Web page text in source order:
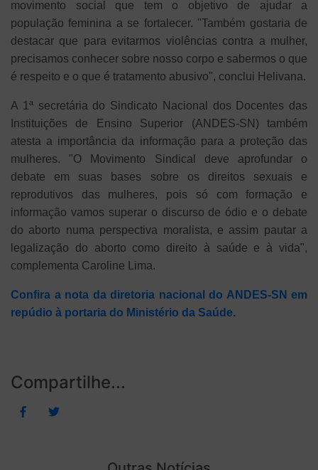
movimento social que tem o objetivo de ajudar a
população feminina a se fortalecer. "Também gostaria de
destacar que para evitarmos violências contra a mulher,
precisamos conhecer sobre nosso corpo e sabermos o que
é respeito e o que é tratamento abusivo", conclui Helivana.
A 1ª secretária do Sindicato Nacional dos Docentes das
Instituições de Ensino Superior (ANDES-SN) também
atesta a importância da informação para a proteção das
mulheres. "O Movimento Sindical deve aprofundar o
debate em suas bases sobre os direitos sexuais e
reprodutivos das mulheres, pois só com formação e
informação vamos superar o discurso de ódio e o debate
do aborto numa perspectiva moralista, e assim pautar a
legalização do aborto como direito à saúde e à vida",
complementa Caroline Lima.
Confira a nota da diretoria nacional do ANDES-SN em
repúdio à portaria do Ministério da Saúde.
Compartilhe...